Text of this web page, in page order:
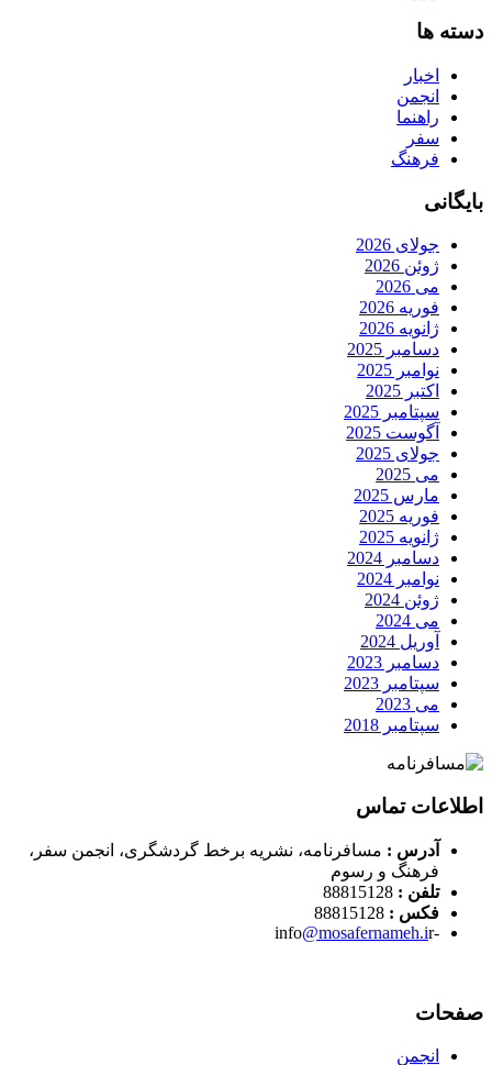
دسته ها
اخبار
انجمن
راهنما
سفر
فرهنگ
بایگانی
جولای 2026
ژوئن 2026
می 2026
فوریه 2026
ژانویه 2026
دسامبر 2025
نوامبر 2025
اکتبر 2025
سپتامبر 2025
آگوست 2025
جولای 2025
می 2025
مارس 2025
فوریه 2025
ژانویه 2025
دسامبر 2024
نوامبر 2024
ژوئن 2024
می 2024
آوریل 2024
دسامبر 2023
سپتامبر 2023
می 2023
سپتامبر 2018
اطلاعات تماس
آدرس : مسافرنامه، نشریه برخط گردشگری، انجمن سفر،
فرهنگ و رسوم
تلفن :
فکس :
-info
@mosafernameh.ir
صفحات
انجمن